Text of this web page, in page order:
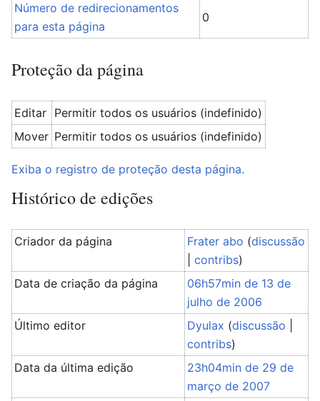
Número de redirecionamentos
para esta página
0
Proteção da página
Editar Permitir todos os usuários (indefinido)
Mover Permitir todos os usuários (indefinido)
Exiba o registro de proteção desta página.
Histórico de edições
Criador da página Frater abo (discussão
|contribs)
Data de criação da página
06h57min de 13 de
julho de 2006
Último editor
Dyulax (discussão
contribs)
Data da última edição
23h04min de 29 de
março de 2007